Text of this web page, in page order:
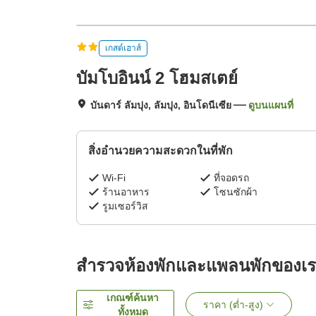
เกสต์เฮาส์
บัมโบอินน์ 2 โฮมสเตย์
บันดาร์ ลัมปุง, ลัมปุง, อินโดนีเซีย ดูบนแผนที่
สิ่งอำนวยความสะดวกในที่พัก
Wi-Fi
ที่จอดรถ
ร้านอาหาร
โซนซักผ้า
รูมเซอร์วิส
สำรวจห้องพักและแพลนพักของเ
เกณฑ์ค้นหา
ทั้งหมด
ราคา (ต่ำ-สูง)